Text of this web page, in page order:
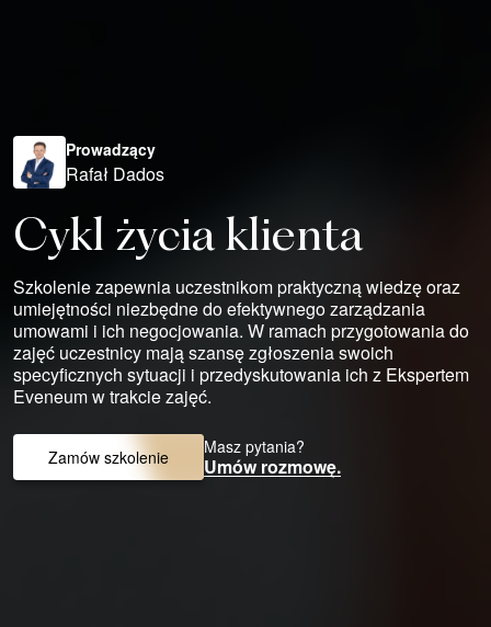
Prowadzący
Rafał Dados
Cykl życia klienta
Szkolenie zapewnia uczestnikom praktyczną wiedzę oraz
umiejętności niezbędne do efektywnego zarządzania
umowami i ich negocjowania. W ramach przygotowania do
zajęć uczestnicy mają szansę zgłoszenia swoich
specyficznych sytuacji i przedyskutowania ich z Ekspertem
Eveneum w trakcie zajęć.
Zamów szkolenie Masz pytania?
Umów rozmowę.